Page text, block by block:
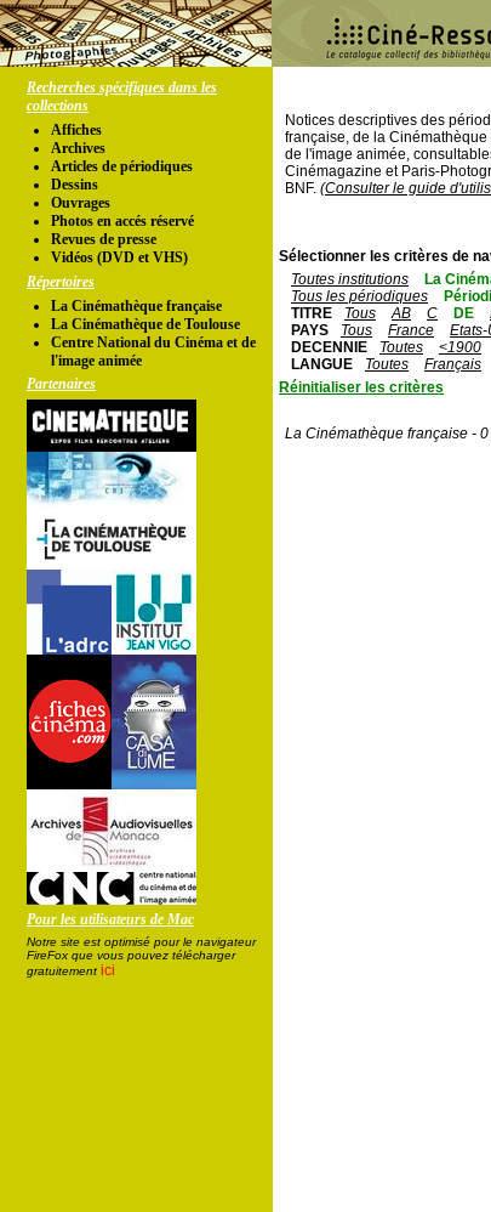
Recherches spécifiques dans les
collections
Affiches
Archives
Articles de périodiques
Dessins
Ouvrages
Photos en accés réservé
Revues de presse
Vidéos (DVD et VHS)
Répertoires
La Cinémathèque française
La Cinémathèque de Toulouse
Centre National du Cinéma et de
l'image animée
Partenaires
Pour les utilisateurs de Mac
Notre site est optimisé pour le navigateur
FireFox que vous pouvez télécharger
gratuitement ici
Notices descriptives des
française, de la
de l'image animée,
Cinémagazine et Paris-
BNF. (Consulter le guide
Sélectionner les critères de
Toutes institutions
La
Tous les périodiques
TITRE
Tous AB C DE
PAYS
Tous France
DECENNIE
Toutes <1900
LANGUE
Toutes Français
Réinitialiser les critères
La Cinémathèque française -